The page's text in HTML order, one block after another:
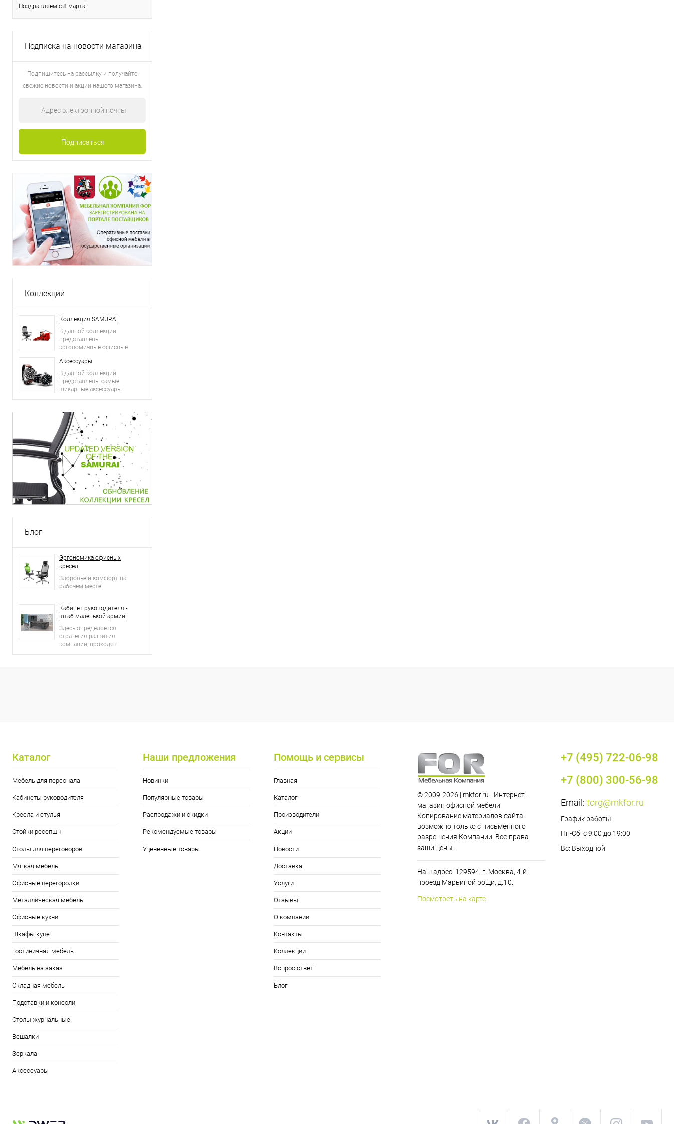
Поздравляем с 8 марта!
Подписка на новости магазина
Подпишитесь на рассылку и получайте
свежие новости и акции нашего магазина.
Коллекции
Коллекция SAMURAI
В данной коллекции
представлены
эргономичные офисные
Аксессуары
В данной коллекции
представлены самые
шикарные аксессуары
Блог
Эргономика офисных
кресел
Здоровье и комфорт на
рабочем месте.
Кабинет руководителя -
штаб маленькой армии.
Здесь определяется
стратегия развития
компании, проходят
Каталог
Мебель для персонала
Кабинеты руководителя
Кресла и стулья
Стойки ресепшн
Столы для переговоров
Мягкая мебель
Офисные перегородки
Металлическая мебель
Офисные кухни
Шкафы купе
Гостиничная мебель
Мебель на заказ
Складная мебель
Подставки и консоли
Столы журнальные
Вешалки
Зеркала
Аксессуары
Наши предложения
Новинки
Популярные товары
Распродажи и скидки
Рекомендуемые товары
Уцененные товары
Помощь и сервисы
Главная
Каталог
Производители
Акции
Новости
Доставка
Услуги
Отзывы
О компании
Контакты
Коллекции
Вопрос ответ
Блог
© 2009-2026 | mkfor.ru - Интернет-
магазин офисной мебели.
Копирование материалов сайта
возможно только с письменного
разрешения Компании. Все права
защищены.
Наш адрес: 129594, г. Москва, 4-й
проезд Марьиной рощи, д.10.
Посмотреть на карте
+7 (495) 722-06-98
+7 (800) 300-56-98
Email: torg@mkfor.ru
График работы
Пн-Сб: с 9:00 до 19:00
Вс: Выходной